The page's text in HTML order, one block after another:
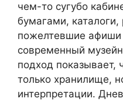
чем-то сугубо
бумагами,
пожелтевшие
современный
подход показывает,
только хранилище,
интерпретации.